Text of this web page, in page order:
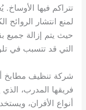
تتراكم فيها
لمنع انتشار
حيث يتم إزالة جميع
التي قد تتسبب في
شركة تنظيف مطابخ
فريقها المدرب،
أنواع الأفران،